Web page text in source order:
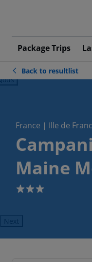
Package Trips
Back to resultlist
France | Ille de
Maine
3
Next